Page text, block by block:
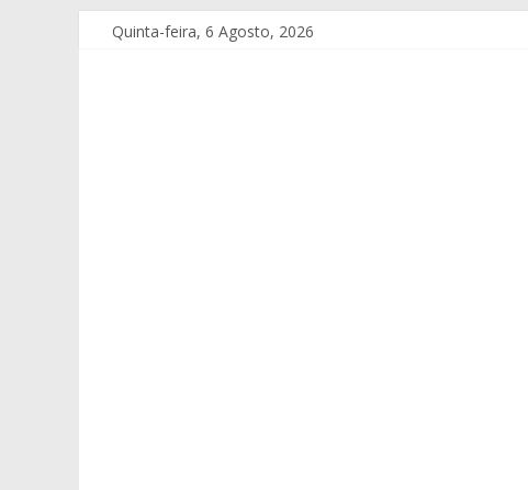
Quinta-feira, 6 Agosto, 2026